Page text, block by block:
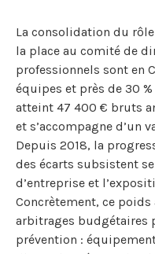
La consolidation du
la place au comité de
professionnels sont en
équipes et près de 30
atteint 47 400 € bruts
et s’accompagne d’un
Depuis 2018, la
des écarts subsistent
d’entreprise et
Concrètement, ce
arbitrages budgétaires
prévention :